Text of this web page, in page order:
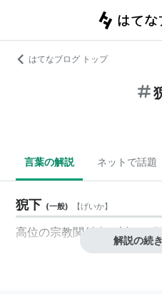
はてなブログ トップ
言葉の解説 ネットで話題
猊下 (一般) 【げいか】
高位の宗教関係者に対する
解説の続